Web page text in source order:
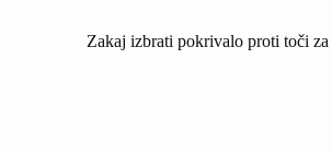
Zakaj izbrati pokrivalo proti toči